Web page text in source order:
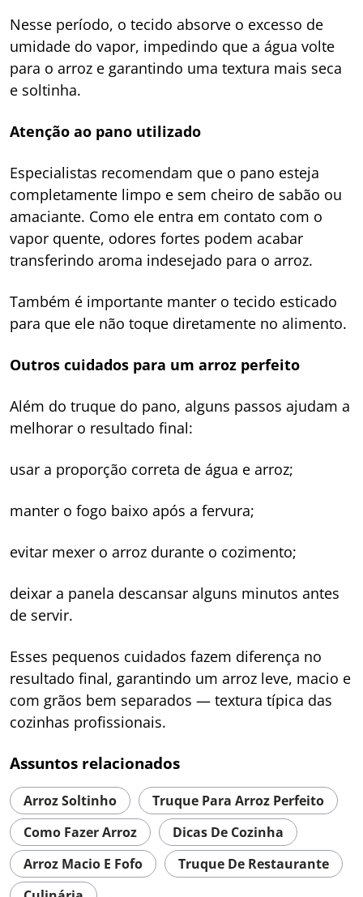
Nesse período, o tecido absorve o excesso de
umidade do vapor, impedindo que a água volte
para o arroz e garantindo uma textura mais seca
e soltinha.
Atenção ao pano utilizado
Especialistas recomendam que o pano esteja
completamente limpo e sem cheiro de sabão ou
amaciante. Como ele entra em contato com o
vapor quente, odores fortes podem acabar
transferindo aroma indesejado para o arroz.
Também é importante manter o tecido esticado
para que ele não toque diretamente no alimento.
Outros cuidados para um arroz perfeito
Além do truque do pano, alguns passos ajudam a
melhorar o resultado final:
usar a proporção correta de água e arroz;
manter o fogo baixo após a fervura;
evitar mexer o arroz durante o cozimento;
deixar a panela descansar alguns minutos antes
de servir.
Esses pequenos cuidados fazem diferença no
resultado final, garantindo um arroz leve, macio e
com grãos bem separados — textura típica das
cozinhas profissionais.
Assuntos relacionados
Arroz Soltinho
Truque Para Arroz Perfeito
Como Fazer Arroz
Dicas De Cozinha
Arroz Macio E Fofo
Truque De Restaurante